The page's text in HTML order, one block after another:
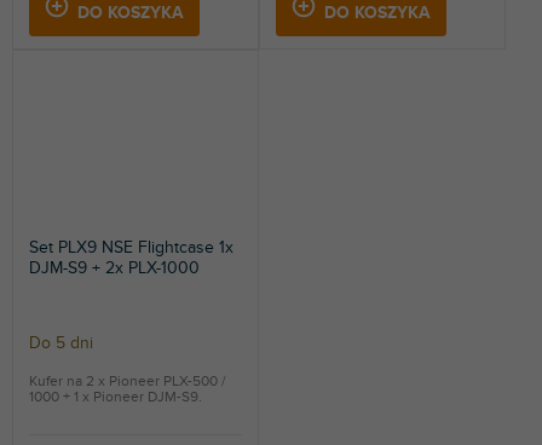
DO KOSZYKA DO KOSZYKA
Set PLX9 NSE Flightcase 1x
DJM-S9 + 2x PLX-1000
Do 5 dni
Kufer na 2 x Pioneer PLX-500 /
1000 + 1 x Pioneer DJM-S9.